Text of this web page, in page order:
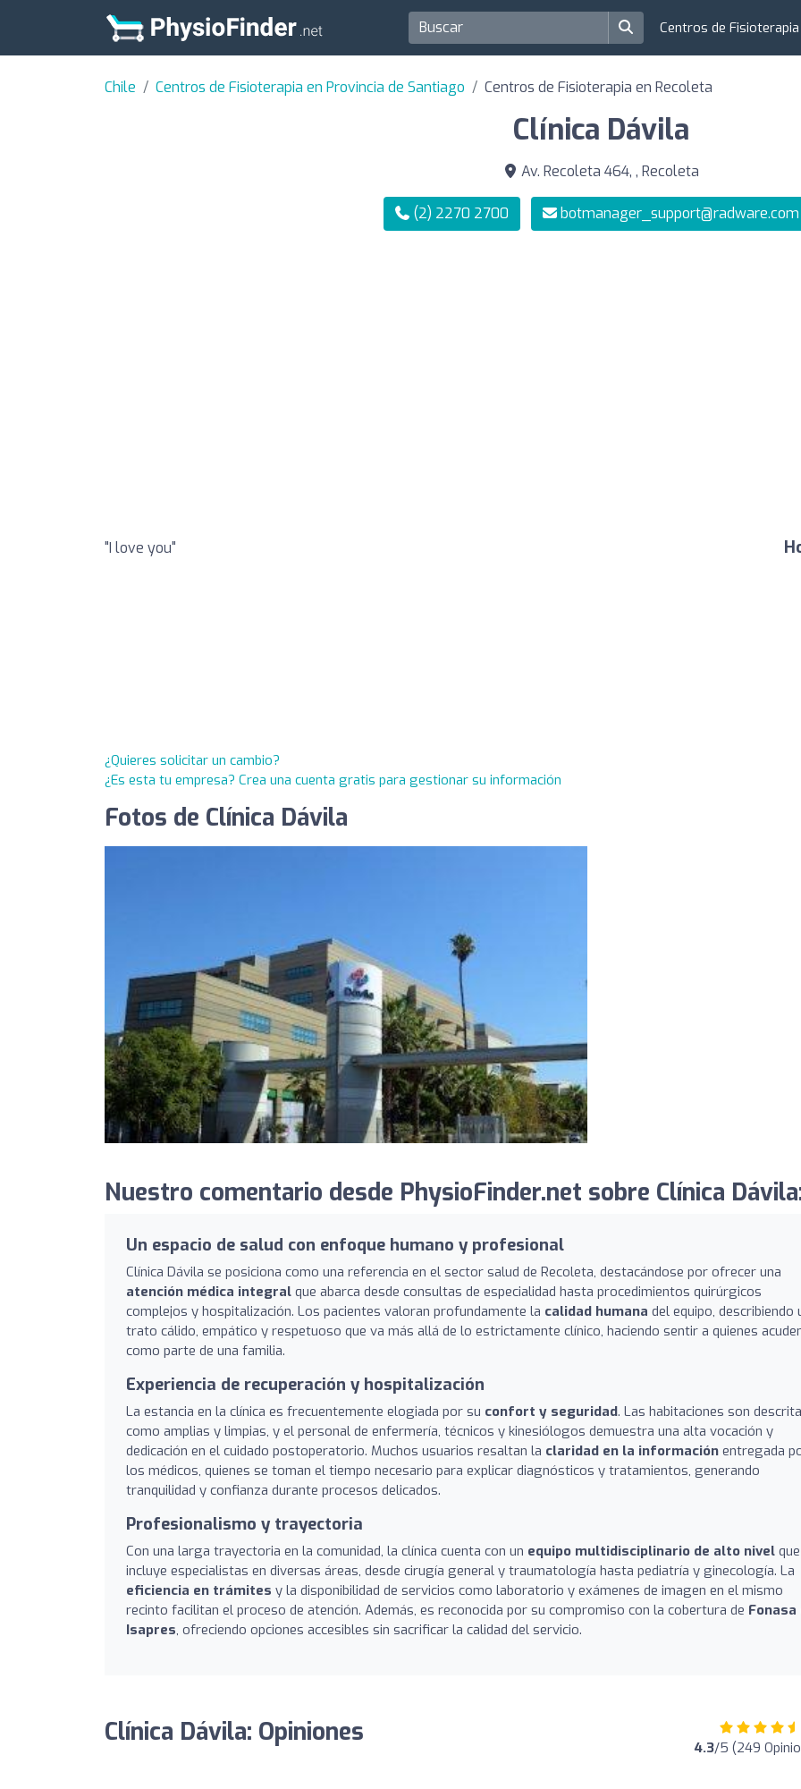
Centros de Fisioterapia
Chile Centros de Fisioterapia en Provincia de Santiago Centros de Fisioterapia en Recoleta
Clínica Dávila
Av. Recoleta 464, , Recoleta
(2) 2270 2700 botmanager_support@radware.com
"I love you"
¿Quieres solicitar un cambio?
¿Es esta tu empresa? Crea una cuenta gratis para gestionar su información
Fotos de Clínica Dávila
Nuestro comentario desde PhysioFinder.net sobre Clínica
Un espacio de salud con enfoque humano y profesional
Clínica Dávila se posiciona como una referencia en el sector salud de Recoleta, destacándose por ofrecer una
atención médica integral que abarca desde consultas de especialidad hasta procedimientos quirúrgicos
complejos y hospitalización. Los pacientes valoran profundamente la calidad humana del equipo, describiendo
trato cálido, empático y respetuoso que va más allá de lo estrictamente clínico, haciendo sentir a quienes
como parte de una familia.
Experiencia de recuperación y hospitalización
La estancia en la clínica es frecuentemente elogiada por su confort y seguridad. Las habitaciones son
como amplias y limpias, y el personal de enfermería, técnicos y kinesiólogos demuestra una alta vocación y
dedicación en el cuidado postoperatorio. Muchos usuarios resaltan la claridad en la información entregada
los médicos, quienes se toman el tiempo necesario para explicar diagnósticos y tratamientos, generando
tranquilidad y confianza durante procesos delicados.
Profesionalismo y trayectoria
Con una larga trayectoria en la comunidad, la clínica cuenta con un equipo multidisciplinario de alto nivel que
incluye especialistas en diversas áreas, desde cirugía general y traumatología hasta pediatría y ginecología. La
eficiencia en trámites y la disponibilidad de servicios como laboratorio y exámenes de imagen en el mismo
recinto facilitan el proceso de atención. Además, es reconocida por su compromiso con la cobertura de Fonasa
Isapres, ofreciendo opciones accesibles sin sacrificar la calidad del servicio.
Clínica Dávila: Opiniones 4.3/5 (249